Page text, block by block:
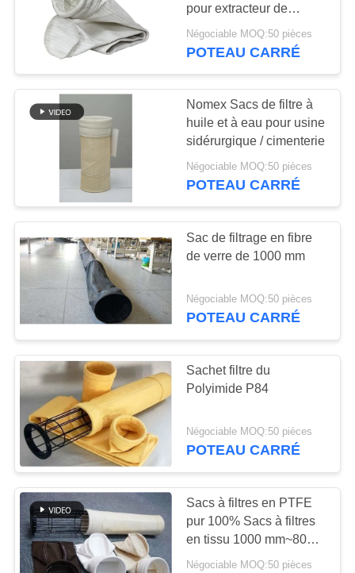
DEMANDEZ
UNE
CITATION
POLITIQUE
DE
CONFIDENTIALITÉ
pour extracteur de
poussière personnalisés
Négociable MOQ:50 pièces
POTEAU CARRÉ
Nomex Sacs de filtre à
huile et à eau pour usine
sidérurgique / cimenterie
Négociable MOQ:50 pièces
POTEAU CARRÉ
Sac de filtrage en fibre
de verre de 1000 mm
Négociable MOQ:50 pièces
POTEAU CARRÉ
Sachet filtre du
Polyimide P84
Négociable MOQ:50 pièces
POTEAU CARRÉ
Sacs à filtres en PTFE
pur 100% Sacs à filtres
en tissu 1000 mm~8000
mm Longueur
Négociable MOQ:50 pièces